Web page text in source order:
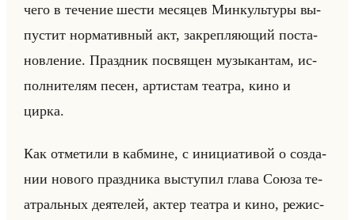
чего в те­че­ние шести ме­ся­цев Мин­культу­ры вы­
пу­стит нор­ма­тив­ный акт, за­креп­ля­ющий по­ста­
нов­ле­ние. Празд­ник по­свя­щен му­зы­кан­там, ис­
пол­ни­те­лям песен, ар­ти­стам те­ат­ра, кино и
цирка.
Как от­ме­ти­ли в ка­бмине, с ини­ци­ати­вой о со­зда­
нии но­во­го празд­ни­ка вы­сту­пил глава Союза те­
ат­ральных де­яте­лей, актер те­ат­ра и кино, ре­жис­